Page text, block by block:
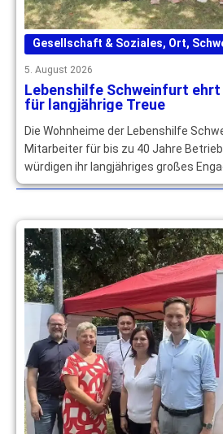
Gesellschaft & Soziales, Ort,
5. August 2026
Lebenshilfe Schweinfurt
für langjährige Treue
Die Wohnheime der Lebenshilfe
Mitarbeiter für bis zu 40 Jahre
würdigen ihr langjähriges großes